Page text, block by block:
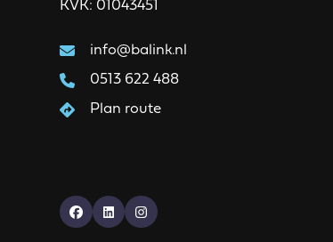
KVK: 01043451
info@balink.nl
0513 622 488
Plan route